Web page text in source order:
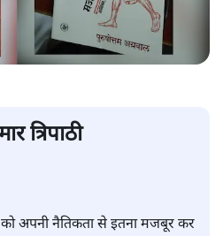
त्रिपाठी
को अपनी नैतिकता से इतना मजबूर कर